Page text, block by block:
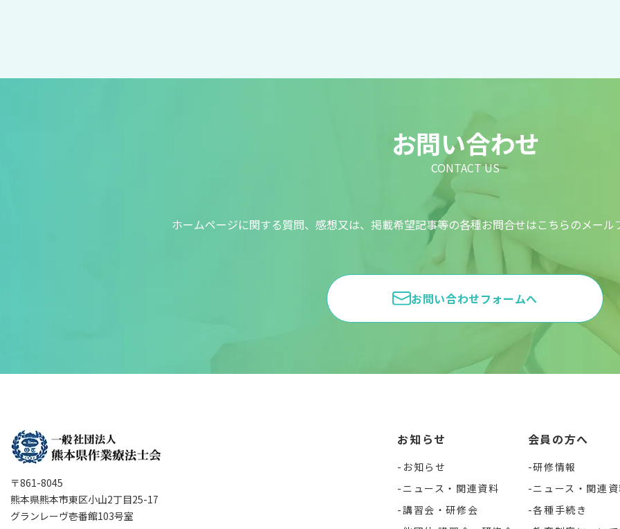
お問い合わせ
CONTACT US
ホームページに関する質問、感想又は、掲載希望記事等の各種お問合せはこちらのメール
お問い合わせフォームへ
〒861-8045
熊本県熊本市東区小山2丁目25-17
グランレーヴ壱番館103号室
お知らせ
お知らせ
ニュース・関連資料
講習会・研修会
会員の方へ
研修情報
ニュース・関連
各種手続き